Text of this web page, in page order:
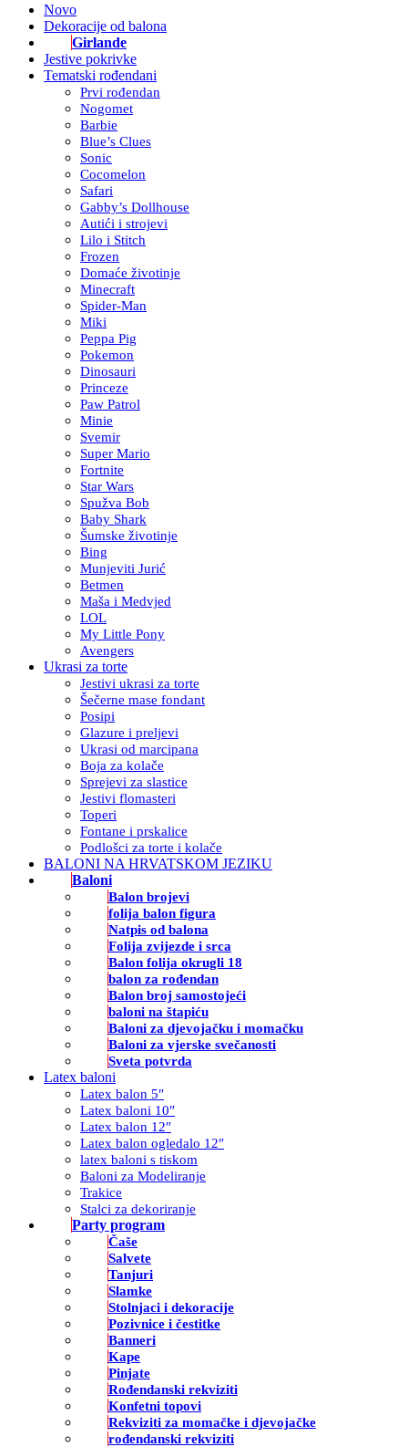
Novo
Dekoracije od balona
Girlande
Jestive pokrivke
Tematski rođendani
Prvi rođendan
Nogomet
Barbie
Blue’s Clues
Sonic
Cocomelon
Safari
Gabby’s Dollhouse
Autići i strojevi
Lilo i Stitch
Frozen
Domaće životinje
Minecraft
Spider-Man
Miki
Peppa Pig
Pokemon
Dinosauri
Princeze
Paw Patrol
Minie
Svemir
Super Mario
Fortnite
Star Wars
Spužva Bob
Baby Shark
Šumske životinje
Bing
Munjeviti Jurić
Betmen
Maša i Medvjed
LOL
My Little Pony
Avengers
Ukrasi za torte
Jestivi ukrasi za torte
Šečerne mase fondant
Posipi
Glazure i preljevi
Ukrasi od marcipana
Boja za kolače
Sprejevi za slastice
Jestivi flomasteri
Toperi
Fontane i prskalice
Podlošci za torte i kolače
BALONI NA HRVATSKOM JEZIKU
Baloni
Balon brojevi
folija balon figura
Natpis od balona
Folija zvijezde i srca
Balon folija okrugli 18
balon za rođendan
Balon broj samostojeći
baloni na štapiću
Baloni za djevojačku i momačku
Baloni za vjerske svečanosti
Sveta potvrda
Latex baloni
Latex balon 5″
Latex baloni 10″
Latex balon 12″
Latex balon ogledalo 12″
latex baloni s tiskom
Baloni za Modeliranje
Trakice
Stalci za dekoriranje
Party program
Čaše
Salvete
Tanjuri
Slamke
Stolnjaci i dekoracije
Pozivnice i čestitke
Banneri
Kape
Pinjate
Rođendanski rekviziti
Konfetni topovi
Rekviziti za momačke i djevojačke
rođendanski rekviziti